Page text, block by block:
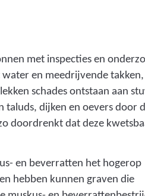
met inspecties en
en meedrijvende takken,
schades ontstaan aan
taluds, dijken en oevers door
doordrenkt dat deze
en beverratten het hogerop
hebben kunnen graven die